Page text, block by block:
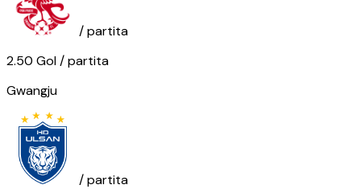
/ partita
2.50 Gol/ partita
Gwangju
/ partita